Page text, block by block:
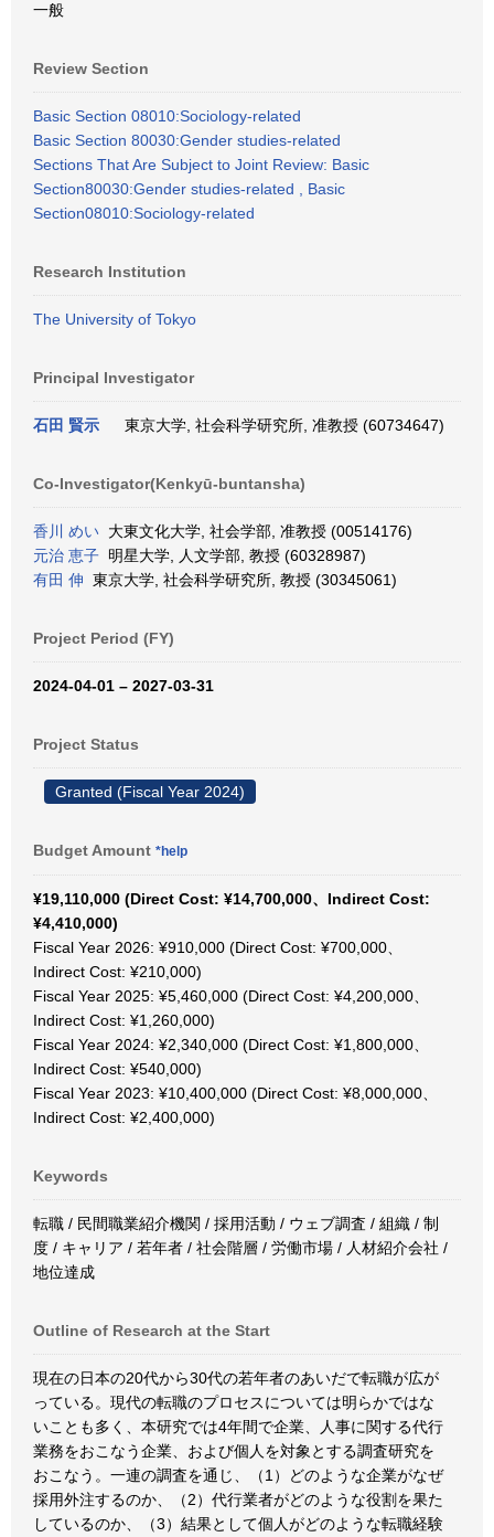
一般
Review Section
Basic Section 08010:Sociology-related
Basic Section 80030:Gender studies-related
Sections That Are Subject to Joint Review: Basic
Section80030:Gender studies-related , Basic
Section08010:Sociology-related
Research Institution
The University of Tokyo
Principal Investigator
石田 賢示 東京大学, 社会科学研究所, 准教授 (60734647)
Co-Investigator(Kenkyū-buntansha)
香川 めい 大東文化大学, 社会学部, 准教授 (00514176)
元治 恵子 明星大学, 人文学部, 教授 (60328987)
有田 伸 東京大学, 社会科学研究所, 教授 (30345061)
Project Period (FY)
2024-04-01 – 2027-03-31
Project Status
Granted (Fiscal Year 2024)
Budget Amount *help
¥19,110,000 (Direct Cost: ¥14,700,000、Indirect Cost:
¥4,410,000)
Fiscal Year 2026: ¥910,000 (Direct Cost: ¥700,000、
Indirect Cost: ¥210,000)
Fiscal Year 2025: ¥5,460,000 (Direct Cost: ¥4,200,000、
Indirect Cost: ¥1,260,000)
Fiscal Year 2024: ¥2,340,000 (Direct Cost: ¥1,800,000、
Indirect Cost: ¥540,000)
Fiscal Year 2023: ¥10,400,000 (Direct Cost: ¥8,000,000、
Indirect Cost: ¥2,400,000)
Keywords
転職 / 民間職業紹介機関 / 採用活動 / ウェブ調査 / 組織 / 制
度 / キャリア / 若年者 / 社会階層 / 労働市場 / 人材紹介会社 /
地位達成
Outline of Research at the Start
現在の日本の20代から30代の若年者のあいだで転職が広が
っている。現代の転職のプロセスについては明らかではな
いことも多く、本研究では4年間で企業、人事に関する代行
業務をおこなう企業、および個人を対象とする調査研究を
おこなう。一連の調査を通じ、（1）どのような企業がなぜ
採用外注するのか、（2）代行業者がどのような役割を果た
しているのか、（3）結果として個人がどのような転職経験